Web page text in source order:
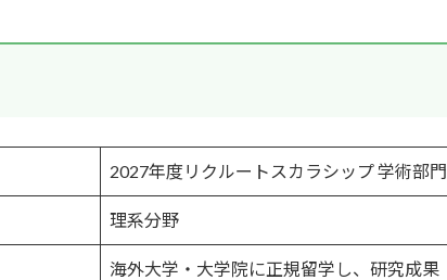
2027年度リクルートスカラシップ 学術部門
理系分野
海外大学・大学院に正規留学し、研究成果